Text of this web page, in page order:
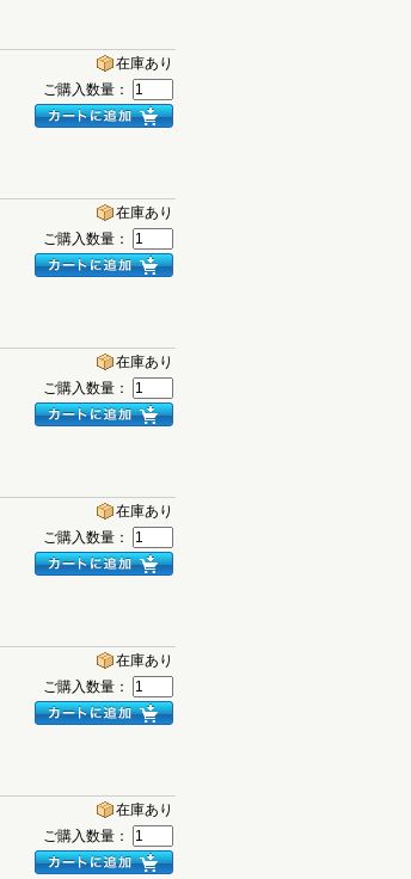
在庫あり
ご購入数量：
在庫あり
ご購入数量：
在庫あり
ご購入数量：
在庫あり
ご購入数量：
在庫あり
ご購入数量：
在庫あり
ご購入数量：